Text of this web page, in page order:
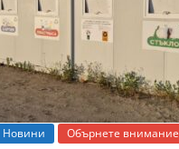
Новини Обърнете внимание